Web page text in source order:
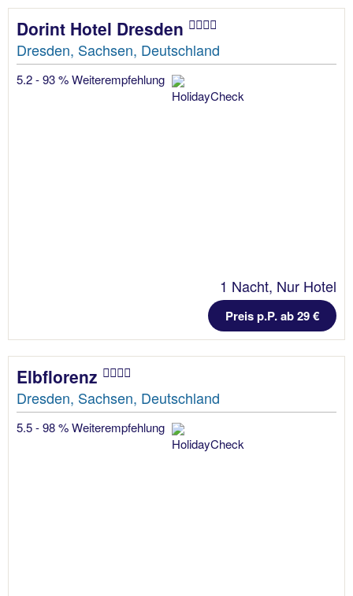
Dorint Hotel Dresden
Dresden, Sachsen, Deutschland
5.2 - 93 % Weiterempfehlung
1 Nacht, Nur Hotel
Preis p.P. ab 29 €
Elbflorenz
Dresden, Sachsen, Deutschland
5.5 - 98 % Weiterempfehlung